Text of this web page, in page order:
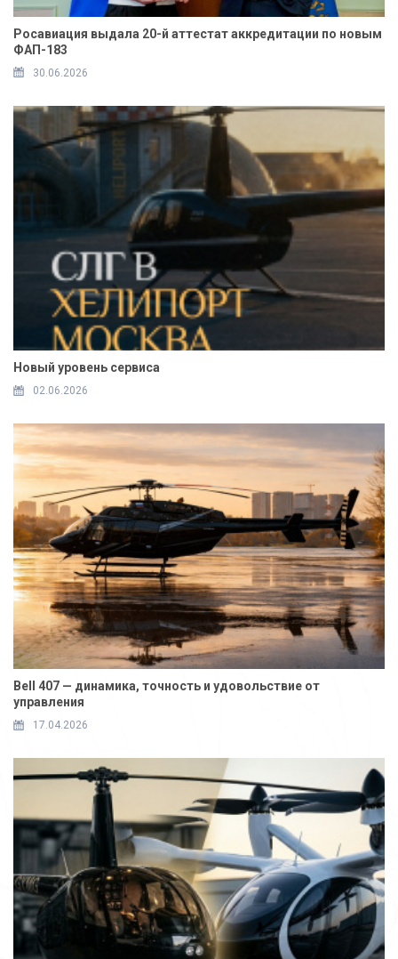
Росавиация выдала 20-й аттестат аккредитации по новым
ФАП-183
30.06.2026
Новый уровень сервиса
02.06.2026
Bell 407 — динамика, точность и удовольствие от
управления
17.04.2026